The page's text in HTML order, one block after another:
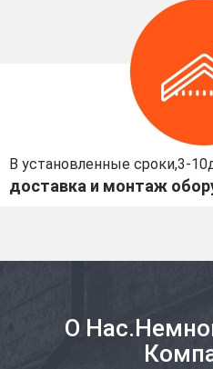
В установленные сроки,3-
доставка и монтаж
О